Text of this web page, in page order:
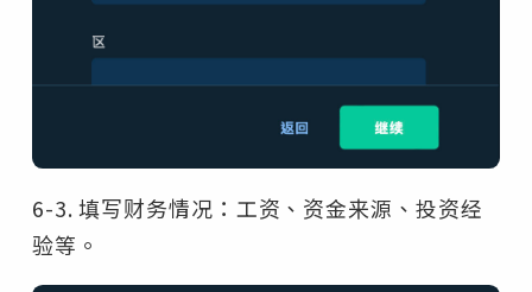
6-3. 填写财务情况：工资、资金来源、投资经
验等。